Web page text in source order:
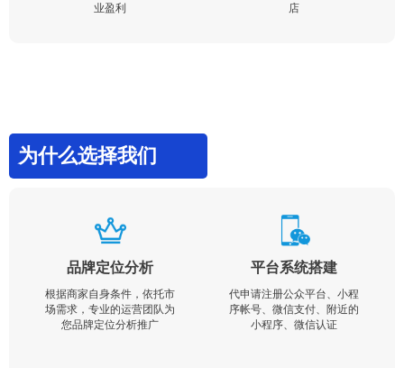
业盈利
店
为什么选择我们
品牌定位分析
根据商家自身条件，依托市
场需求，专业的运营团队为
您品牌定位分析推广
平台系统搭建
代申请注册公众平台、小程
序帐号、微信支付、附近的
小程序、微信认证